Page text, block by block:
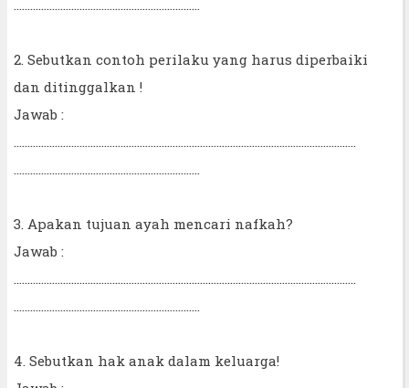
2. Sebutkan contoh perilaku yang harus diperbaiki
dan ditinggalkan !
Jawab :
3. Apakan tujuan ayah mencari nafkah?
Jawab :
4. Sebutkan hak anak dalam keluarga!